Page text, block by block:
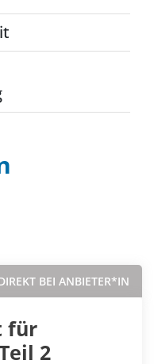
BEI ANBIETER*IN
für
2